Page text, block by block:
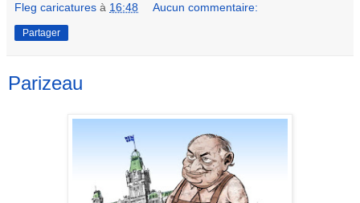
Fleg caricatures à 16:48 Aucun commentaire:
Partager
Parizeau